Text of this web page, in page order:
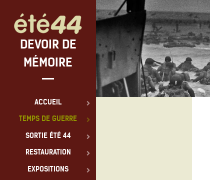
DEVOIR DE
MÉMOIRE
ACCUEIL
TEMPS DE GUERRE
SORTIE ÉTÉ 44
RESTAURATION
EXPOSITIONS